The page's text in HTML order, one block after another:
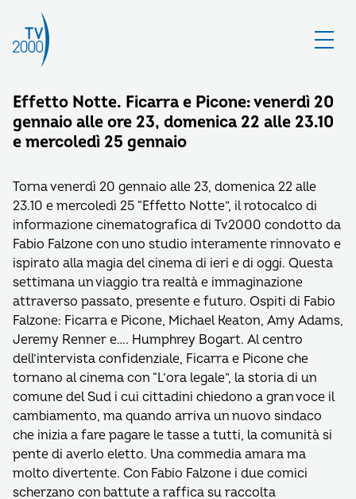
Effetto Notte. Ficarra e Picone: venerdì 20
gennaio alle ore 23, domenica 22 alle 23.10
e mercoledì 25 gennaio
Torna venerdì 20 gennaio alle 23, domenica 22 alle
23.10 e mercoledì 25 “Effetto Notte”, il rotocalco di
informazione cinematografica di Tv2000 condotto da
Fabio Falzone con uno studio interamente rinnovato e
ispirato alla magia del cinema di ieri e di oggi. Questa
settimana un viaggio tra realtà e immaginazione
attraverso passato, presente e futuro. Ospiti di Fabio
Falzone: Ficarra e Picone, Michael Keaton, Amy Adams,
Jeremy Renner e…. Humphrey Bogart. Al centro
dell’intervista confidenziale, Ficarra e Picone che
tornano al cinema con “L’ora legale”, la storia di un
comune del Sud i cui cittadini chiedono a gran voce il
cambiamento, ma quando arriva un nuovo sindaco
che inizia a fare pagare le tasse a tutti, la comunità si
pente di averlo eletto. Una commedia amara ma
molto divertente. Con Fabio Falzone i due comici
scherzano con battute a raffica su raccolta